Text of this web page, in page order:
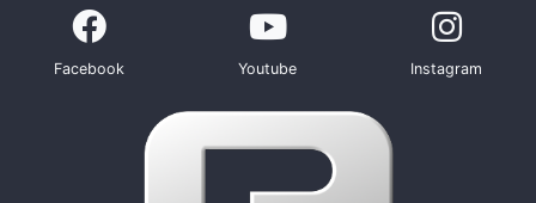
Facebook Youtube Instagram